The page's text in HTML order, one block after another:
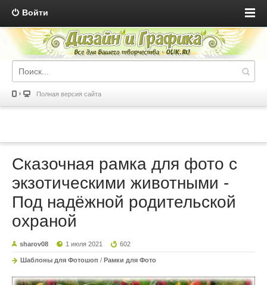
Войти
Полная версия сайта
Сказочная рамка для фото с
экзотическими животными -
Под надёжной родительской
охраной
sharov08 1 июля 2021 602
Шаблоны для Фотошоп / Рамки для Фото